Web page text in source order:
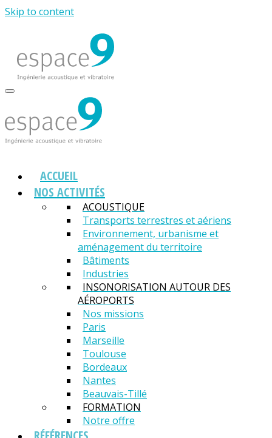
Skip to content
ACCUEIL
NOS ACTIVITÉS
ACOUSTIQUE
Transports terrestres et aériens
Environnement, urbanisme et
aménagement du territoire
Bâtiments
Industries
INSONORISATION AUTOUR DES
AÉROPORTS
Nos missions
Paris
Marseille
Toulouse
Bordeaux
Nantes
Beauvais-Tillé
FORMATION
Notre offre